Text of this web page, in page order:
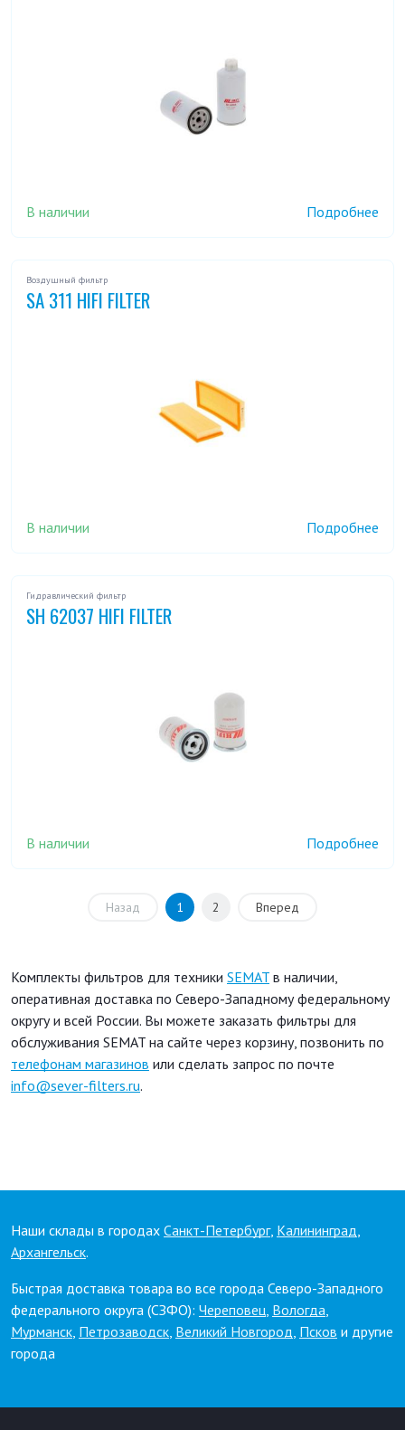
В наличии Подробнее
Воздушный фильтр
SA 311 HIFI FILTER
В наличии Подробнее
Гидравлический фильтр
SH 62037 HIFI FILTER
В наличии Подробнее
Назад 1 2 Вперед
Комплекты фильтров для техники SEMAT в наличии,
оперативная доставка по Северо-Западному федеральному
округу и всей России. Вы можете заказать фильтры для
обслуживания SEMAT на сайте через корзину, позвонить по
телефонам магазинов или сделать запрос по почте
info@sever-filters.ru.
Наши склады в городах Санкт-Петербург, Калининград,
Архангельск.
Быстрая доставка товара во все города Северо-Западного
федерального округа (СЗФО): Череповец, Вологда,
Мурманск, Петрозаводск, Великий Новгород, Псков и другие
города